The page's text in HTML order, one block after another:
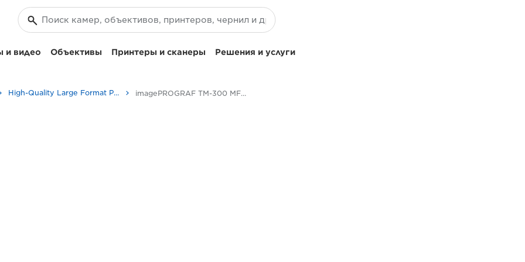
и видео Объективы Принтеры и сканеры Решения и услуги
High-Quality Large Format Printers for CAD/GIS and Stunning Graphics imagePROGRAF TM-300 MFP L36ei: новый уровень производительности